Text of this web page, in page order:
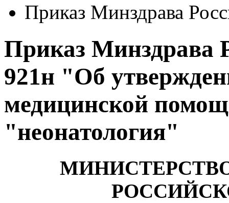
Приказ Минздрава
Приказ Минздрава
921н "Об
медицинской
"неонатология"